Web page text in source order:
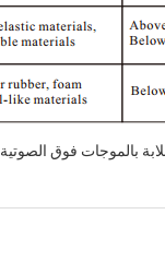
بالموجات فوق الصوتية